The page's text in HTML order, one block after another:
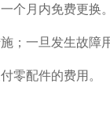
个月内免费更换。
；一旦发生故障
零配件的费用。